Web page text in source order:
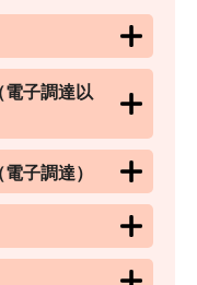
電子調達以
子調達）